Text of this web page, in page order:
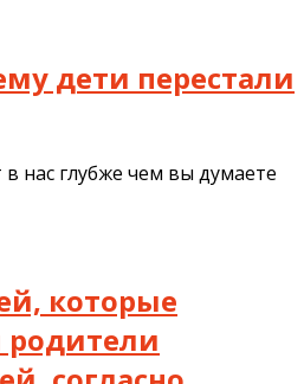
дети перестали
в нас глубже чем вы думаете
которые
родители